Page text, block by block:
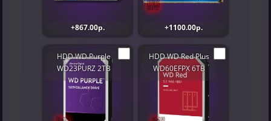
+867.00р. +1100.00р.
HDD WD Purple
WD23PURZ 2TB
HDD WD Red Plus
WD60EFPX 6TB